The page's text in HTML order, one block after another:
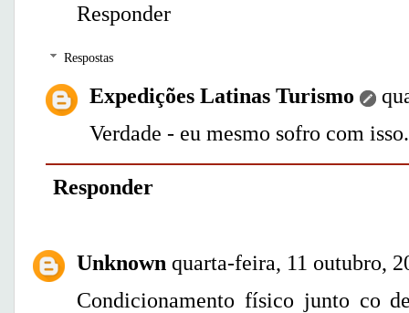
Responder
Respostas
Expedições Latinas Turismo
Verdade - eu mesmo sofro com isso.
Responder
Unknown quarta-feira, 11 outubro,
Condicionamento físico junto co